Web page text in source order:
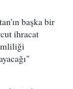
başka bir
ihracat